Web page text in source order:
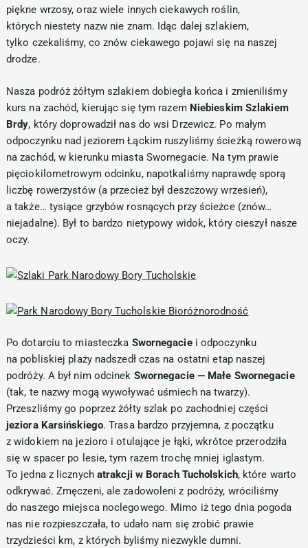
piękne wrzosy, oraz wiele innych ciekawych roślin,
których niestety nazw nie znam. Idąc dalej szlakiem,
tylko czekaliśmy, co znów ciekawego pojawi się na naszej
drodze.
Nasza podróż żółtym szlakiem dobiegła końca i zmieniliśmy
kurs na zachód, kierując się tym razem Niebieskim Szlakiem
Brdy, który doprowadził nas do wsi Drzewicz. Po małym
odpoczynku nad jeziorem Łąckim ruszyliśmy ścieżką rowerową
na zachód, w kierunku miasta Swornegacie. Na tym prawie
pięciokilometrowym odcinku, napotkaliśmy naprawdę sporą
liczbę rowerzystów (a przecież był deszczowy wrzesień),
a także… tysiące grzybów rosnących przy ścieżce (znów…
niejadalne). Był to bardzo nietypowy widok, który cieszył nasze
oczy.
Po dotarciu to miasteczka Swornegaciei odpoczynku
na pobliskiej plaży nadszedł czas na ostatni etap naszej
podróży. A był nim odcinek Swornegacie — Małe Swornegacie
(tak, te nazwy mogą wywoływać uśmiech na twarzy).
Przeszliśmy go poprzez żółty szlak po zachodniej części
jeziora Karsińskiego. Trasa bardzo przyjemna, z początku
z widokiem na jezioro i otulające je łąki, wkrótce przerodziła
się w spacer po lesie, tym razem trochę mniej iglastym.
To jedna z licznychatrakcji w Borach Tucholskich, które warto
odkrywać. Zmęczeni, ale zadowoleni z podróży, wróciliśmy
do naszego miejsca noclegowego. Mimo iż tego dnia pogoda
nas nie rozpieszczała, to udało nam się zrobić prawie
trzydzieści km, z których byliśmy niezwykle dumni.